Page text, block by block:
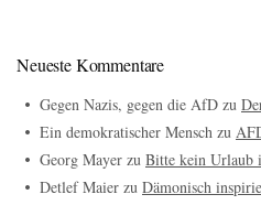
Neueste Kommentare
Gegen Nazis, gegen die AfD zu
Ein demokratischer Mensch zu
Georg Mayer zu Bitte kein Urlaub
Detlef Maier zu Dämonisch